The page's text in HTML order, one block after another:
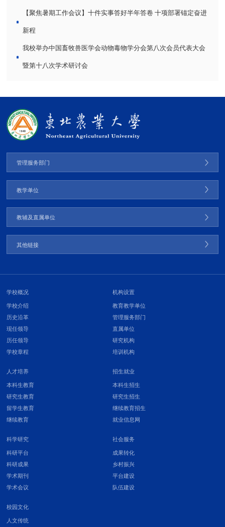
【聚焦暑期工作会议】十件实事答好半年答卷 十项部署锚定奋进
新程
我校举办中国畜牧兽医学会动物毒物学分会第八次会员代表大会
暨第十八次学术研讨会
管理服务部门
教学单位
教辅及直属单位
其他链接
学校概况
学校介绍
历史沿革
现任领导
历任领导
学校章程
机构设置
教育教学单位
管理服务部门
直属单位
研究机构
培训机构
人才培养
本科生教育
研究生教育
留学生教育
继续教育
招生就业
本科生招生
研究生招生
继续教育招生
就业信息网
科学研究
科研平台
科研成果
学术期刊
学术会议
社会服务
成果转化
乡村振兴
平台建设
队伍建设
校园文化
人文传统